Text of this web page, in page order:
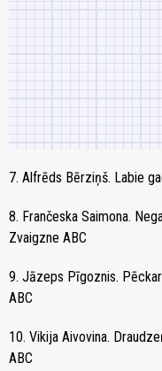
7. Alfrēds Bērziņš. Labie
8. Frančeska Saimona.
Zvaigzne ABC
9. Jāzeps Pīgoznis.
ABC
10. Vikija Aivovina.
ABC